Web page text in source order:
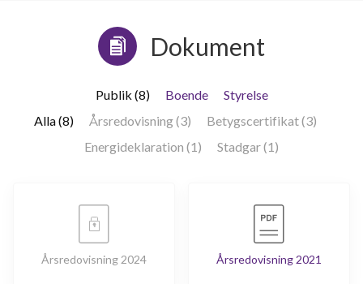
Dokument
Publik (8) Boende
Styrelse
Alla (8)
Årsredovisning (3)
Betygscertifikat (3)
Energideklaration (1)
Stadgar (1)
Årsredovisning 2024 Årsredovisning 2021